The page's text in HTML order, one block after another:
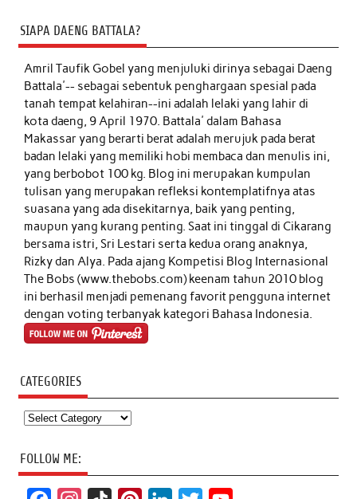
SIAPA DAENG BATTALA?
Amril Taufik Gobelyang menjuluki dirinya sebagai Daeng
Battala'-- sebagai sebentuk penghargaan spesial pada
tanah tempat kelahiran--ini adalah lelaki yang lahir di
kota daeng, 9 April 1970. Battala' dalam Bahasa
Makassar yang berarti berat adalah merujuk pada berat
badan lelaki yang memiliki hobi membaca dan menulis ini,
yang berbobot 100 kg. Blog ini merupakan kumpulan
tulisan yang merupakan refleksi kontemplatifnya atas
suasana yang ada disekitarnya, baik yang penting,
maupun yang kurang penting. Saat ini tinggal di Cikarang
bersama istri, Sri Lestari serta kedua orang anaknya,
Rizky dan Alya. Pada ajang Kompetisi Blog Internasional
The Bobs (www.thebobs.com) keenam tahun 2010 blog
ini berhasil menjadi pemenang favorit pengguna internet
dengan voting terbanyak kategori Bahasa Indonesia.
CATEGORIES
Categories
FOLLOW ME: